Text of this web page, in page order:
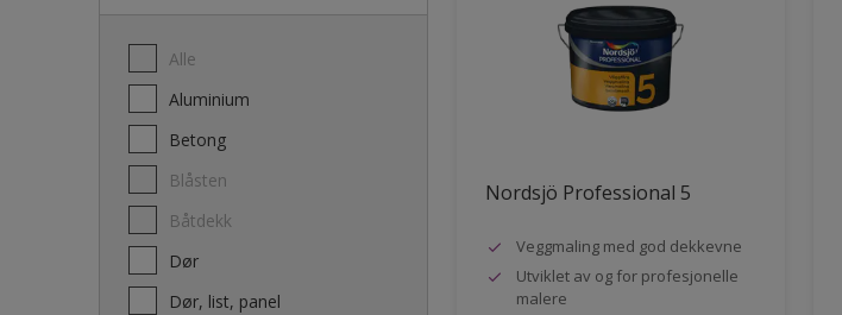
Alle
Aluminium
Betong
Blåsten
Båtdekk
Dør
Dør, list, panel
Nordsjö Professional 5
Veggmaling med god dekkevne
Utviklet av og for profesjonelle
malere